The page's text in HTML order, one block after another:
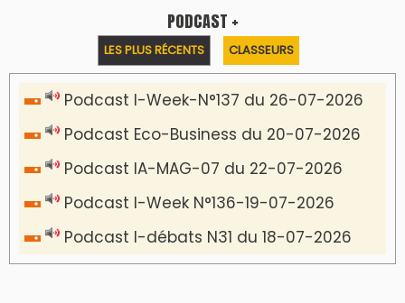
VIDÉOS & CLIP +
LES PLUS RÉCENTS CLASSEURS
دِيمَا المَغرِب Clip